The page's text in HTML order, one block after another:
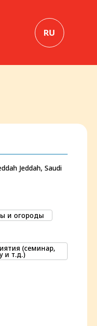
RU
Jeddah, Saudi
и огороды
(семинар,
и т.д.)